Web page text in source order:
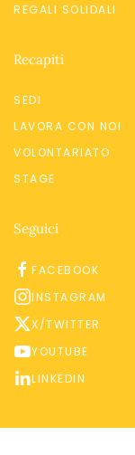
REGALI SOLIDALI
Recapiti
SEDI
LAVORA CON NOI
VOLONTARIATO
STAGE
Seguici
FACEBOOK
INSTAGRAM
X/TWITTER
YOUTUBE
LINKEDIN